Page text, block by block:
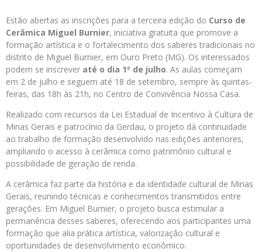
Estão abertas as inscrições para a terceira edição do Curso de
Cerâmica Miguel Burnier, iniciativa gratuita que promove a
formação artística e o fortalecimento dos saberes tradicionais no
distrito de Miguel Burnier, em Ouro Preto (MG). Os interessados
podem se inscrever até o dia 1º de julho. As aulas começam
em 2 de julho e seguem até 18 de setembro, sempre às quintas-
feiras, das 18h às 21h, no Centro de Convivência Nossa Casa.
Realizado com recursos da Lei Estadual de Incentivo à Cultura de
Minas Gerais e patrocínio da Gerdau, o projeto dá continuidade
ao trabalho de formação desenvolvido nas edições anteriores,
ampliando o acesso à cerâmica como patrimônio cultural e
possibilidade de geração de renda.
A cerâmica faz parte da história e da identidade cultural de Minas
Gerais, reunindo técnicas e conhecimentos transmitidos entre
gerações. Em Miguel Burnier, o projeto busca estimular a
permanência desses saberes, oferecendo aos participantes uma
formação que alia prática artística, valorização cultural e
oportunidades de desenvolvimento econômico.